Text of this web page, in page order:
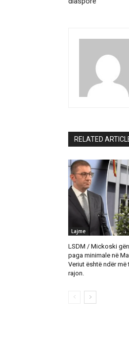
RELATED
Lajme
LSDM / Mickoski
paga minimale në
Veriut është ndër
rajon.